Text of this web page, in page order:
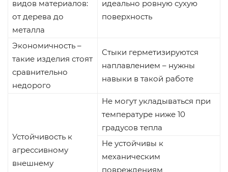
видов материалов:
от дерева до
металла
идеально ровную сухую
поверхность
Экономичность –
такие изделия стоят
сравнительно
недорого
Стыки герметизируются
наплавлением – нужны
навыки в такой работе
Устойчивость к
агрессивному
внешнему
Не могут укладываться при
температуре ниже 10
градусов тепла
Не устойчивы к
механическим
повреждениям